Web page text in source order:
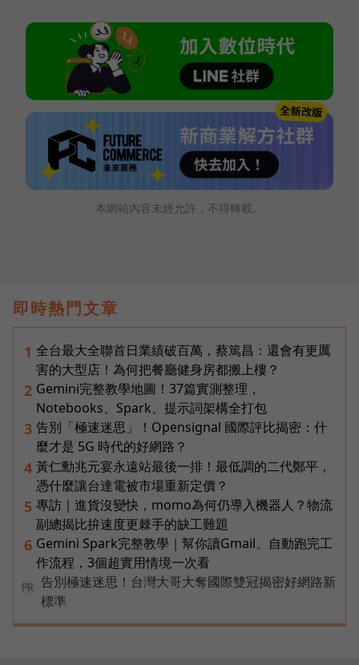
本網站內容未經允許，不得轉載。
即時熱門文章
1 全台最大全聯首日業績破百萬，蔡篤昌：還會有更厲
害的大型店！為何把餐廳健身房都搬上樓？
2 Gemini完整教學地圖！37篇實測整理，
Notebooks、Spark、提示詞架構全打包
3 告別「極速迷思」！Opensignal 國際評比揭密：什
麼才是 5G 時代的好網路？
4 黃仁勳兆元宴永遠站最後一排！最低調的二代鄭平，
憑什麼讓台達電被市場重新定價？
5 專訪｜進貨沒變快，momo為何仍導入機器人？物流
副總揭比拚速度更棘手的缺工難題
6 Gemini Spark完整教學｜幫你讀Gmail、自動跑完工
作流程，3個超實用情境一次看
PR
告別極速迷思！台灣大哥大奪國際雙冠揭密好網路新
標準